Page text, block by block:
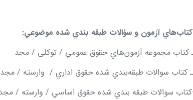
كتابهاي آزمون و سؤالات طبقه بندي شده موضوعي:
هاي حقوق عمومي / توکلی / مجد
بندي شده حقوق اداري / وارسته / مجد